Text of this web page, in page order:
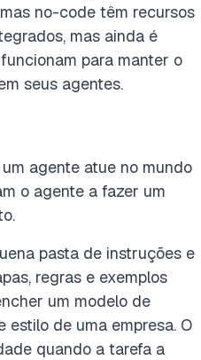
no-code têm recursos
mas ainda é
para manter o
seus agentes.
agente atue no mundo
o agente a fazer um
pasta de instruções e
regras e exemplos
um modelo de
estilo de uma empresa. O
quando a tarefa a